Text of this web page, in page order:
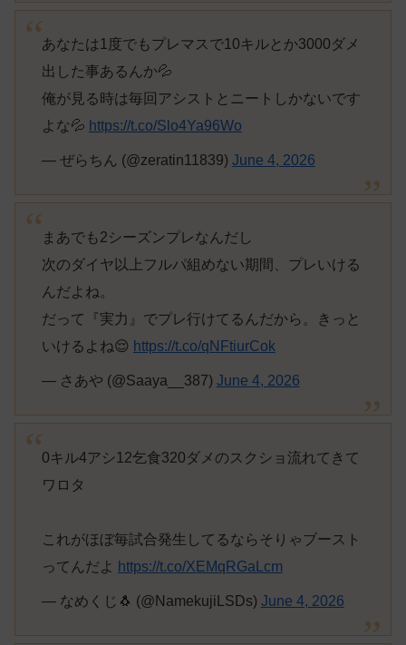
あなたは1度でもプレマスで10キルとか3000ダメ
出した事あるんか💦
俺が見る時は毎回アシストとニートしかないです
よな💦 https://t.co/Slo4Ya96Wo
— ぜらちん (@zeratin11839) June 4, 2026
まあでも2シーズンプレなんだし
次のダイヤ以上フルパ組めない期間、プレいける
んだよね。
だって『実力』でプレ行けてるんだから。きっと
いけるよね😌 https://t.co/qNFtiurCok
— さあや (@Saaya__387) June 4, 2026
0キル4アシ12乞食320ダメのスクショ流れてきて
ワロタ
これがほぼ毎試合発生してるならそりゃブースト
ってんだよ
https://t.co/XEMqRGaLcm
— なめくじ🐧 (@NamekujiLSDs) June 4, 2026